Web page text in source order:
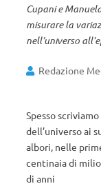
Cupani e
misurare la
nell’universo
Redazione
Spesso scriviamo
dell’universo ai
albori, nelle
centinaia di
di anni